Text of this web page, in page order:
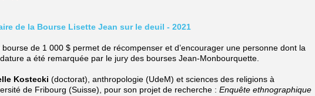
de la Bourse Lisette Jean sur le deuil - 2021
bourse de 1 000 $ permet de récompenser et d’encourager une personne dont la
a été remarquée par le jury des bourses Jean-Monbourquette.
Kostecki (doctorat), anthropologie (UdeM) et sciences des religions à
de Fribourg (Suisse), pour son projet de recherche : Enquête ethnographique